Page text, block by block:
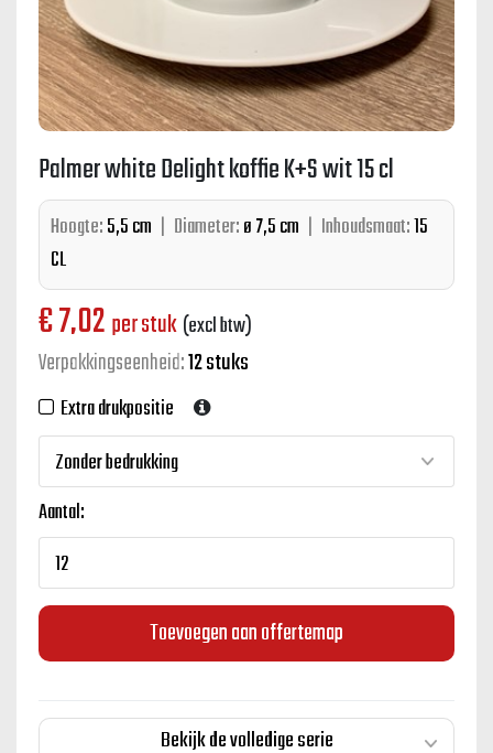
Palmer white Delight koffie K+S wit 15 cl
Hoogte:5,5 cm | Diameter:ø 7,5 cm | Inhoudsmaat:15
CL
€7,02 per stuk (excl btw)
Verpakkingseenheid:12 stuks
Extra drukpositie
Aantal:
Toevoegen aan offertemap
Bekijk de volledige serie